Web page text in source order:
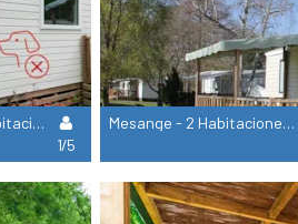
Pivert- Cypres 2 Habitaciones - 30 M² - Aire Acondicionado
1/5
Mesange - 2 Habitaciones - 31 M² - Aire Acondicionado